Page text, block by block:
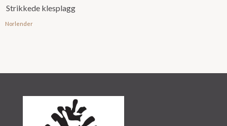
Strikkede klesplagg
Norlender